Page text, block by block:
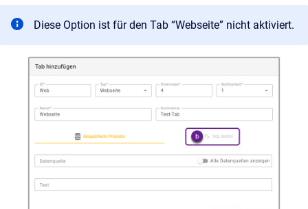
Diese Option ist für den Tab “Webseite” nicht aktiviert.